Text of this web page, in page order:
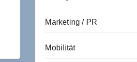
Marketing / PR
Mobilität